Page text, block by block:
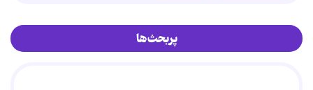
پربحث‌ها